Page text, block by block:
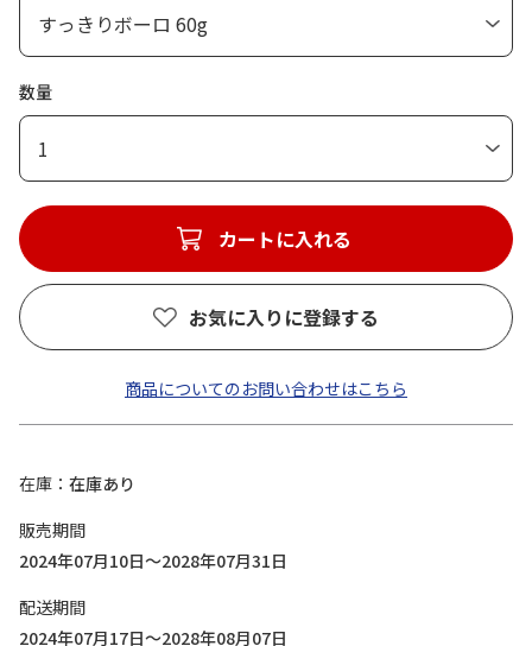
数量
1
カートに入れる
お気に入りに登録する
商品についてのお問い合わせはこちら
在庫
在庫あり
販売期間
2024年07月10日～2028年07月31日
配送期間
2024年07月17日～2028年08月07日